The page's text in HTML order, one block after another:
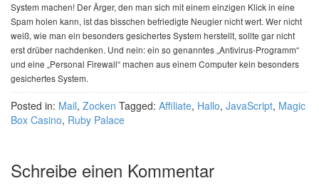
System machen! Der Ärger, den man sich mit einem einzigen Klick in eine
Spam holen kann, ist das bisschen befriedigte Neugier nicht wert. Wer nicht
weiß, wie man ein besonders gesichertes System herstellt, sollte gar nicht
erst drüber nachdenken. Und nein: ein so genanntes „Antivirus-Programm“
und eine „Personal Firewall“ machen aus einem Computer kein besonders
gesichertes System.
Posted in: Mail, Zocken Tagged: Affiliate, Hallo, JavaScript, Magic
Box Casino, Ruby Palace
Schreibe einen Kommentar